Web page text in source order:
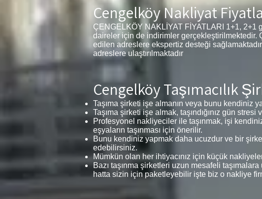
Çengelköy Nakliyat
ÇENGELKÖY NAKLİYAT FİYATLARI 1+1, 2+1
daireler için de indirimler gerçekleştirilmektedir.
edilen adreslere ekspertiz desteği
adreslere ulaştırılmaktadır
Çengelköy Taşımacılık
Taşıma şirketi işe almanın veya bunu kendiniz
Taşıma şirketi işe almak, taşındığınız gün
Profesyonel nakliyeciler ile taşınmak, işi
eşyaların taşınması için önerilir.
Bunu kendiniz yapmak daha ucuzdur ve bir
edebilirsiniz.
Mümkün olan her ihtiyacınız için küçük
Bazı taşınma şirketleri uzun mesafeli
hatta sizin için paketleyebilir işte biz o nakliye